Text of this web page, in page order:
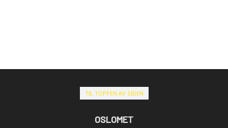
TIL TOPPEN AV SIDEN
OSLOMET